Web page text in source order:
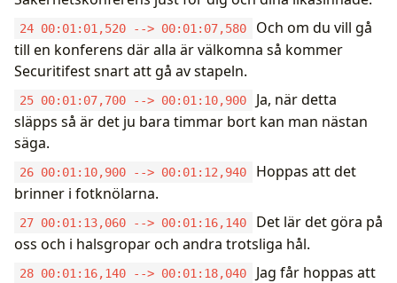
24 00:01:01,520 --> 00:01:07,580
Och om du vill gå
till en konferens där alla är välkomna så kommer
Securitifest snart att gå av stapeln.
25 00:01:07,700 --> 00:01:10,900
Ja, när detta
släpps så är det ju bara timmar bort kan man nästan
säga.
26 00:01:10,900 --> 00:01:12,940
Hoppas att det
brinner i fotknölarna.
27 00:01:13,060 --> 00:01:16,140
Det lär det göra på
oss och i halsgropar och andra trotsliga hål.
28 00:01:16,140 --> 00:01:18,040
Jag får hoppas att